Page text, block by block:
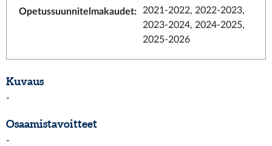
Opetussuunnitelmakaudet:
2021-2022, 2022-2023,
2023-2024, 2024-2025,
2025-2026
Kuvaus
-
Osaamistavoitteet
-